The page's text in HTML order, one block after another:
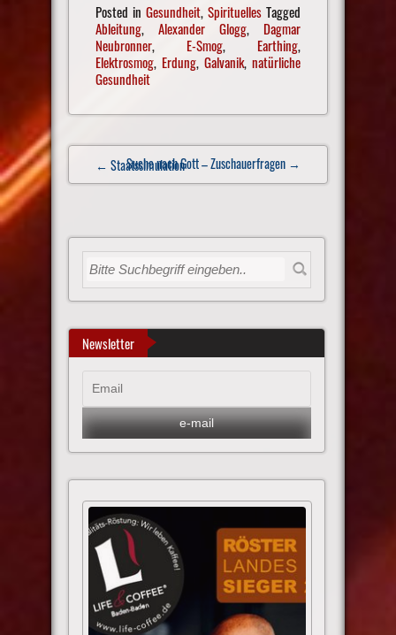
Posted in Gesundheit,Spirituelles Tagged
Ableitung, Alexander Glogg, Dagmar
Neubronner, E-Smog, Earthing,
Elektrosmog, Erdung,Galvanik,natürliche
Gesundheit
Post
navigation
← Staatssimulation
Suche nach Gott – Zuschauerfragen →
Newsletter